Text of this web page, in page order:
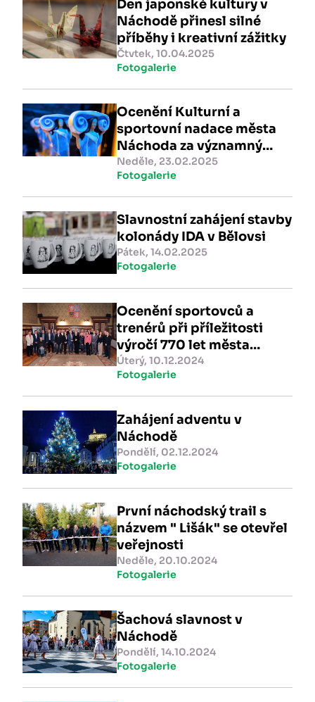
Den japonské kultury v
Náchodě přinesl silné
příběhy i kreativní zážitky
Čtvtek, 10.04.2025
Fotogalerie
Ocenění Kulturní a
sportovní nadace města
Náchoda za významný
kulturní a sportovní
přínos v roce 2024
Neděle, 23.02.2025
Fotogalerie
Slavnostní zahájení stavby
kolonády IDA v Bělovsi
Pátek, 14.02.2025
Fotogalerie
Ocenění sportovců a
trenérů při příležitosti
výročí 770 let města
Náchoda
Úterý, 10.12.2024
Fotogalerie
Zahájení adventu v
Náchodě
Pondělí, 02.12.2024
Fotogalerie
První náchodský trail s
názvem " Lišák" se otevřel
veřejnosti
Neděle, 20.10.2024
Fotogalerie
Šachová slavnost v
Náchodě
Pondělí, 14.10.2024
Fotogalerie